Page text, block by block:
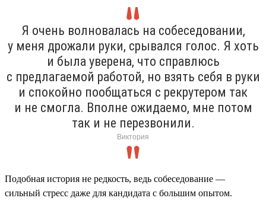
Я очень волновалась на собеседовании,
у меня дрожали руки, срывался голос. Я хоть
и была уверена, что справлюсь
с предлагаемой работой, но взять себя в руки
и спокойно пообщаться с рекрутером так
и не смогла. Вполне ожидаемо, мне потом
так и не перезвонили.
Виктория
Подобная история не редкость, ведь собеседование —
сильный стресс даже для кандидата с большим опытом.